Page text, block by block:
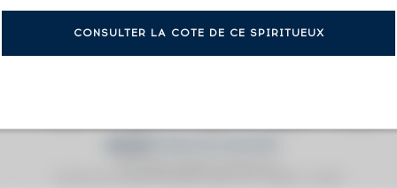
CONSULTER LA COTE DE CE SPIRITUEUX